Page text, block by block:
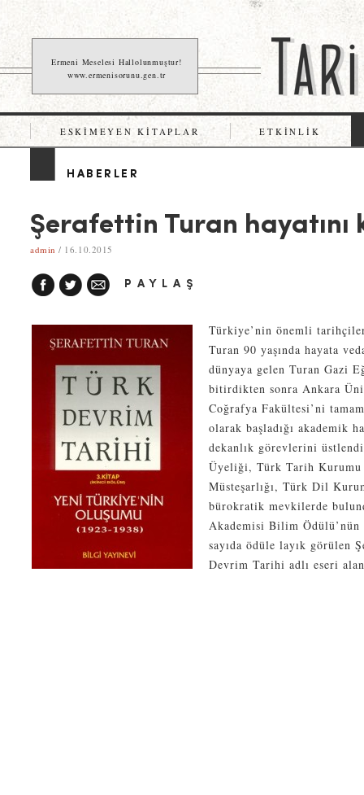
Ermeni Meselesi Hallolunmuştur!
www.ermenisorunu.gen.tr
ESKIMEYEN KITAPLAR ETKINLIK
HABERLER
Şerafettin Turan hayatını
admin / 16.10.2015
PAYLAŞ
Türkiye’nin önemli
Turan 90 yaşında hayata
dünyaya gelen Turan Gazi
bitirdikten sonra Ankara
Coğrafya Fakültesi’ni
olarak başladığı akademik
dekanlık görevlerini
Üyeliği, Türk Tarih
Müsteşarlığı, Türk Dil
bürokratik mevkilerde
Akademisi Bilim Ödülü’nün
sayıda ödüle layık görülen
Devrim Tarihi adlı eseri